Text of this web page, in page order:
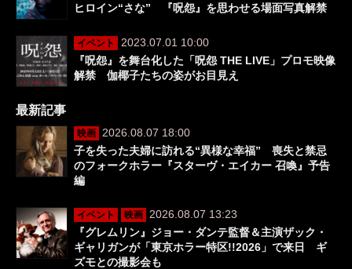
ヒロイン“さな” 『呪怨』を思わせる場面写真解禁
イベント
2023.07.01 10:00
『呪怨』を舞台化した「呪怨 THE LIVE」プロモ映像
解禁 伽椰子たちの姿がお目見え
最新記事
映画
2026.08.07 18:00
子を失った夫婦に訪れる“異様な幸福” 喪失と禁忌
のフォークホラー『スターヴ・エイカー 召喚』予告
編
イベント 映画
2026.08.07 13:23
『グレムリン』ジョー・ダンテ監督＆主演ザック・
ギャリガンが「東京ホラー特区!!2026」で来日 ギ
ズモとの撮影会も